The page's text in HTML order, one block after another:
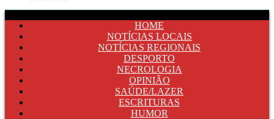
HOME
NOTÍCIAS LOCAIS
NOTÍCIAS REGIONAIS
DESPORTO
NECROLOGIA
OPINIÃO
SAÚDE/LAZER
ESCRITURAS
HUMOR